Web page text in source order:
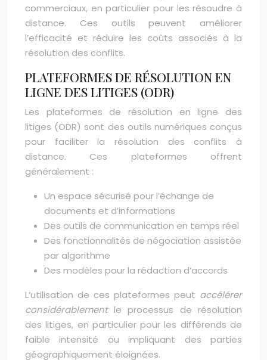
commerciaux, en particulier pour les résoudre à
distance. Ces outils peuvent améliorer
l’efficacité et réduire les coûts associés à la
résolution des conflits.
PLATEFORMES DE RÉSOLUTION EN
LIGNE DES LITIGES (ODR)
Les plateformes de résolution en ligne des
litiges (ODR) sont des outils numériques conçus
pour faciliter la résolution des conflits à
distance. Ces plateformes offrent
généralement :
Un espace sécurisé pour l’échange de
documents et d’informations
Des outils de communication en temps réel
Des fonctionnalités de négociation assistée
par algorithme
Des modèles pour la rédaction d’accords
L’utilisation de ces plateformes peut accélérer
considérablement le processus de résolution
des litiges, en particulier pour les différends de
faible intensité ou impliquant des parties
géographiquement éloignées.